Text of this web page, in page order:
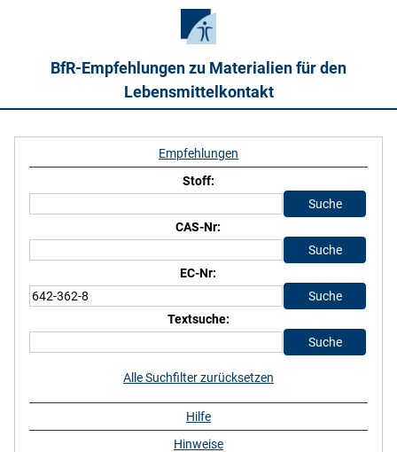
BfR-Empfehlungen zu Materialien für den
Lebensmittelkontakt
Empfehlungen
Stoff:
CAS-Nr:
EC-Nr:
Textsuche:
Alle Suchfilter zurücksetzen
Hilfe
Hinweise